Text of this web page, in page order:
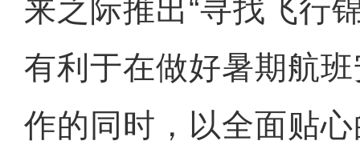
来之际推出“寻找飞行
有利于在做好暑期航
作的同时，以全面贴